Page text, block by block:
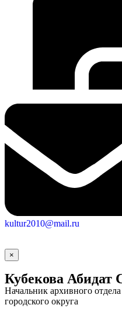
Газета "Минги Тау"
приемная
kultur2010@mail.ru
×
Кубекова Абидат
Начальник архивного
городского округа